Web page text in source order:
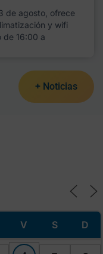
de agosto, ofrece
y wifi
de 16:00 a
+ Noticias
V S D